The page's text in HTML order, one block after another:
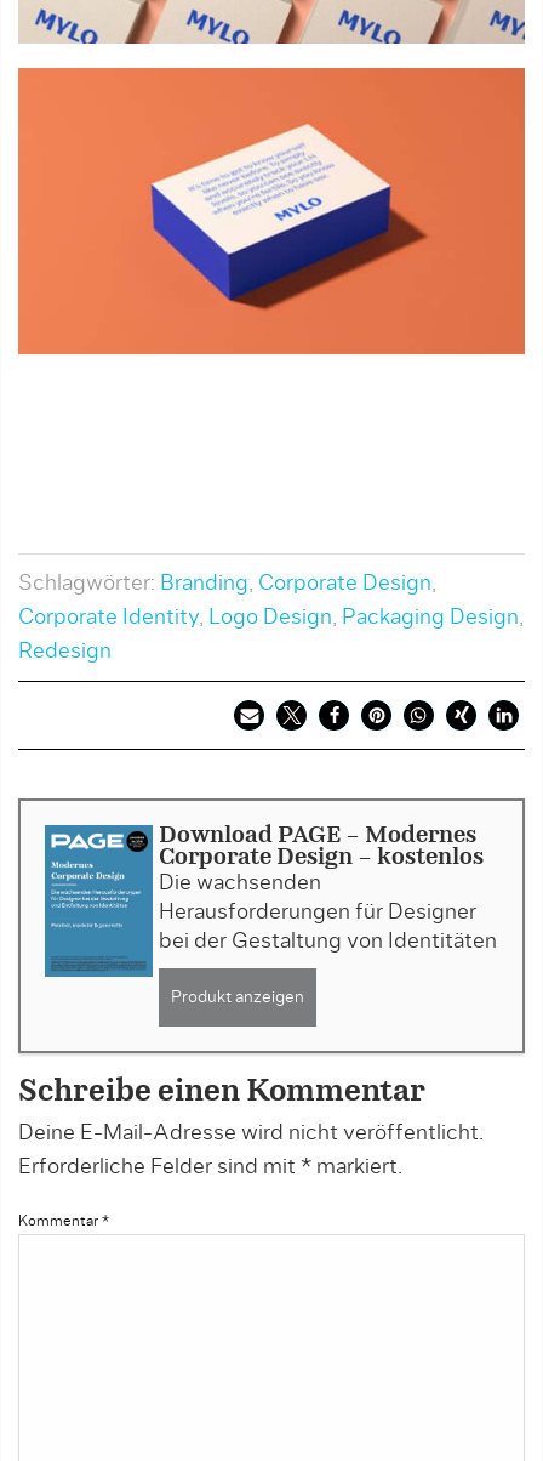
Schlagwörter: Branding, Corporate Design,
Corporate Identity, Logo Design, Packaging Design,
Redesign
Download PAGE - Modernes
Corporate Design - kostenlos
Die wachsenden
Herausforderungen für Designer
bei der Gestaltung von Identitäten
Produkt anzeigen
Schreibe einen Kommentar
Deine E-Mail-Adresse wird nicht veröffentlicht.
Erforderliche Felder sind mit * markiert.
Kommentar *